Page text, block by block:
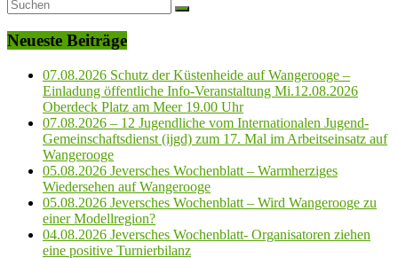
Neueste Beiträge
07.08.2026 Schutz der Küstenheide auf Wangerooge –
Einladung öffentliche Info-Veranstaltung Mi.12.08.2026
Oberdeck Platz am Meer 19.00 Uhr
07.08.2026 – 12 Jugendliche vom Internationalen Jugend-
Gemeinschaftsdienst (ijgd) zum 17. Mal im Arbeitseinsatz auf
Wangerooge
05.08.2026 Jeversches Wochenblatt – Warmherziges
Wiedersehen auf Wangerooge
05.08.2026 Jeversches Wochenblatt – Wird Wangerooge zu
einer Modellregion?
04.08.2026 Jeversches Wochenblatt- Organisatoren ziehen
eine positive Turnierbilanz